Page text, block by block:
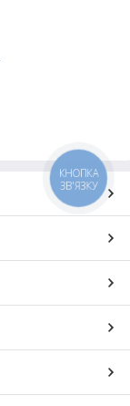
КНОПКА
ЗВ'ЯЗКУ